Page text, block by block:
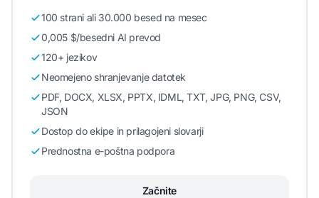
100 strani ali 30.000 besed na mesec
0,005 $/besedni AI prevod
120+ jezikov
Neomejeno shranjevanje datotek
PDF, DOCX, XLSX, PPTX, IDML, TXT, JPG, PNG, CSV,
JSON
Dostop do ekipe in prilagojeni slovarji
Prednostna e-poštna podpora
Začnite